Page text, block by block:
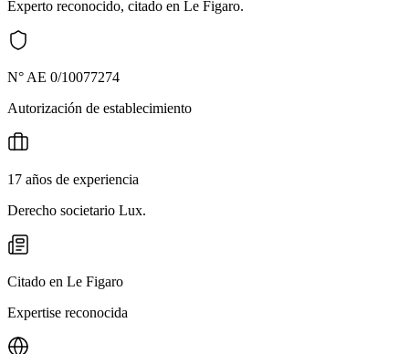
Experto reconocido, citado en Le Figaro.
N° AE 0/10077274
Autorización de establecimiento
17 años de experiencia
Derecho societario Lux.
Citado en Le Figaro
Expertise reconocida